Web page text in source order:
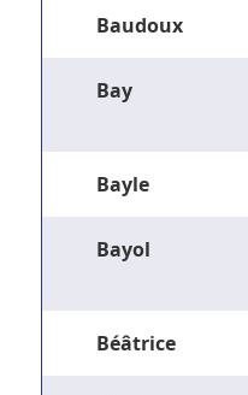
Baudoux
Bay
Bayle
Bayol
Béâtrice